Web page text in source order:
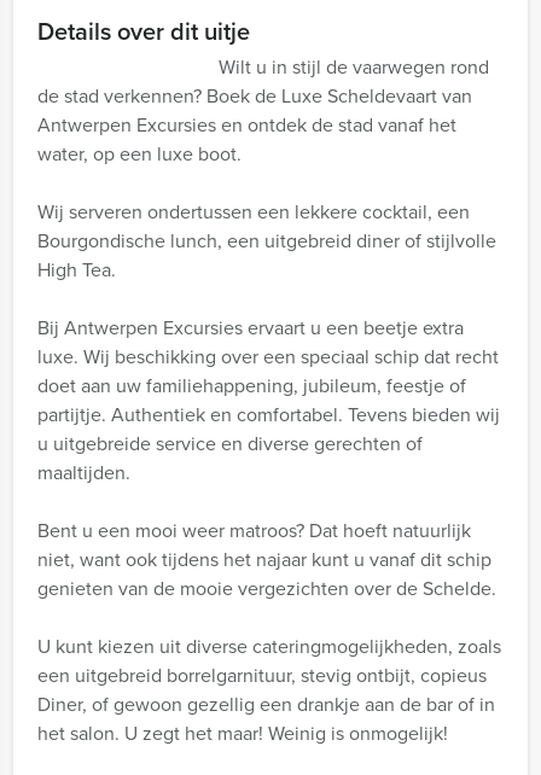
Details over dit uitje
Wilt u in stijl de vaarwegen rond
de stad verkennen? Boek de Luxe Scheldevaart van
Antwerpen Excursies en ontdek de stad vanaf het
water, op een luxe boot.
Wij serveren ondertussen een lekkere cocktail, een
Bourgondische lunch, een uitgebreid diner of stijlvolle
High Tea.
Bij Antwerpen Excursies ervaart u een beetje extra
luxe. Wij beschikking over een speciaal schip dat recht
doet aan uw familiehappening, jubileum, feestje of
partijtje. Authentiek en comfortabel. Tevens bieden wij
u uitgebreide service en diverse gerechten of
maaltijden.
Bent u een mooi weer matroos? Dat hoeft natuurlijk
niet, want ook tijdens het najaar kunt u vanaf dit schip
genieten van de mooie vergezichten over de Schelde.
U kunt kiezen uit diverse cateringmogelijkheden, zoals
een uitgebreid borrelgarnituur, stevig ontbijt, copieus
Diner, of gewoon gezellig een drankje aan de bar of in
het salon. U zegt het maar! Weinig is onmogelijk!